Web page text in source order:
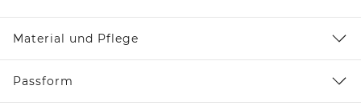
Material und Pflege
Passform